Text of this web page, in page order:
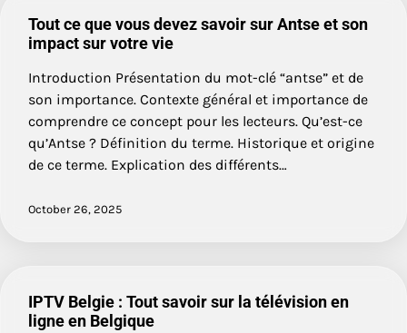
Tout ce que vous devez savoir sur Antse et son
impact sur votre vie
Introduction Présentation du mot-clé “antse” et de
son importance. Contexte général et importance de
comprendre ce concept pour les lecteurs. Qu’est-ce
qu’Antse ? Définition du terme. Historique et origine
de ce terme. Explication des différents…
October 26, 2025
IPTV Belgie : Tout savoir sur la télévision en
ligne en Belgique